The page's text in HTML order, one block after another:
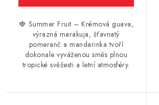
ů
🍓 Summer Fruit – Krémová guava,
výrazná marakuja, šťavnatý
pomeranč a mandarinka tvoří
dokonale vyváženou směs plnou
tropické svěžesti a letní atmosféry.